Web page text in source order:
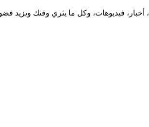
هنا تجد مقالات، أخبار، فيديوهات، وكل ما يثري